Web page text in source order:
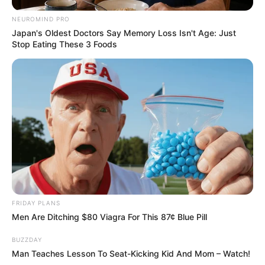
«Ο ΠΟΥ αμαύρωσε και κατέστρεψε όλα όσα έχει κάνει η
Αμερική γι’ αυτόν», αναφέρει κοινή δήλωση του
υπουργού Υγείας των ΗΠΑ, Ρόμπερτ Φ. Κένεντι, και του
υπουργού Εξωτερικών, Μάρκο Ρούμπιο.
NEUROMIND PRO
Japan's Oldest Doctors Say Memory Loss Isn't Age: Just
Stop Eating These 3 Foods
FRIDAY PLANS
Men Are Ditching $80 Viagra For This 87¢ Blue Pill
BUZZDAY
Man Teaches Lesson To Seat-Kicking Kid And Mom – Watch!